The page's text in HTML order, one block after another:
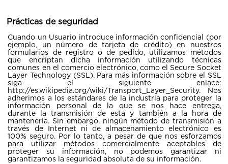
Prácticas de seguridad
Cuando un Usuario introduce información confidencial (por
ejemplo, un número de tarjeta de crédito) en nuestros
formularios de registro o de pedido, utilizamos métodos
que encriptan dicha información utilizando técnicas
comunes en el comercio electrónico, como el Secure Socket
Layer Technology (SSL). Para más información sobre el SSL
siga el siguiente enlace:
http://es.wikipedia.org/wiki/Transport_Layer_Security. Nos
adherimos a los estándares de la industria para proteger la
información personal de la que se nos hace entrega,
durante la transmisión de esta y también a la hora de
mantenerla. Sin embargo, ningún método de transmisión a
través de Internet ni de almacenamiento electrónico es
100% seguro. Por lo tanto, a pesar de que nos esforzamos
para utilizar métodos comercialmente aceptables de
proteger su información, no podemos garantizar ni
garantizamos la seguridad absoluta de su información.